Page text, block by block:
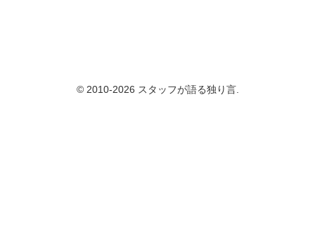
© 2010-2026 スタッフが語る独り言.